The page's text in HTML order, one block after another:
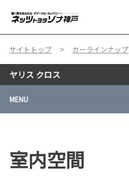
サイトトップ カーラインナップ
ヤリス クロス
MENU
室内空間